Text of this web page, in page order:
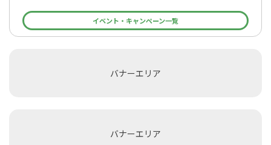
イベント・キャンペーン一覧
バナーエリア
バナーエリア